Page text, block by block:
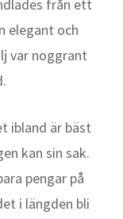
från ett
elegant och
var noggrant
ibland är bäst
kan sin sak.
pengar på
i längden bli